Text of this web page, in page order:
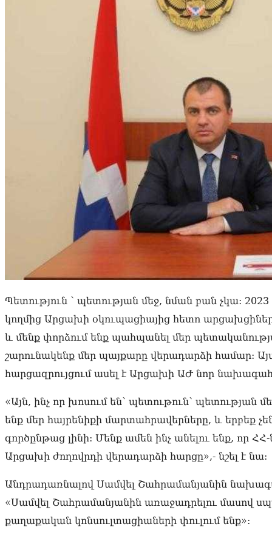
Պետություն ՝ պետության մեջ, նման բան չկա:
կողմից Արցախի օկուպացիայից հետո
և մենք փորձում ենք պահպանել մեր
շարունակենք մեր պայքարը վերադարձի համար:
հարցազրույցում ասել է Արցախի ԱԺ նոր
«Այն, ինչ որ խոսում են՝ պետութուն՝ պետության
ենք մեր հայրենիքի մարտահրավերները, և երբեք
գործընթաց լինի: Մենք ամեն ինչ անելու ենք, որ
Արցախի ժողովրդի վերադարձի հարցը»,- նշել է նա:
Անդրադառնալով Սամվել Շահրամանյանին
«Սամվել Շահրամանյանին առաջադրելու մասով
քաղաքական կոնսուլտացիաների փուլում ենք»: